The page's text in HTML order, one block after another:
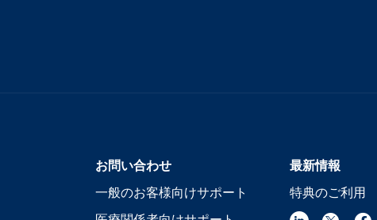
お問い合わせ
一般のお客様向けサポート
最新情報
特典のご利用